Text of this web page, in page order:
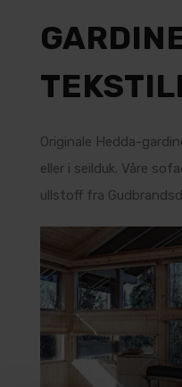
Originale Hedda-
eller i seilduk. Våre
ullstoff fra